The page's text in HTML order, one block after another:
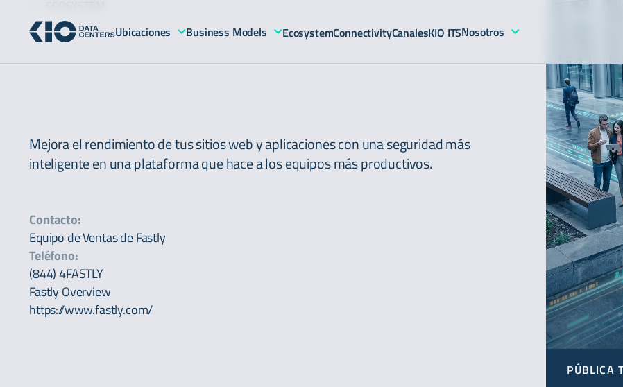
Ubicaciones Business Models EcosystemConnectivityCanalesKIO ITSNosotros
PÚBLICA
Mejora el rendimiento de tus sitios web y aplicaciones con una seguridad más
inteligente en una plataforma que hace a los equipos más productivos.
Contacto:
Equipo de Ventas de Fastly
Teléfono:
(844) 4FASTLY
Fastly Overview
https://www.fastly.com/